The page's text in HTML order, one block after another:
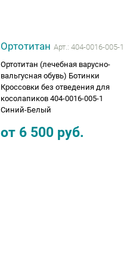
Ортотитан Арт.: 404-0016-005-1
Ортотитан (лечебная варусно-
вальгусная обувь) Ботинки
Кроссовки без отведения для
косолапиков 404-0016-005-1
Синий-Белый
от 6 500 руб.